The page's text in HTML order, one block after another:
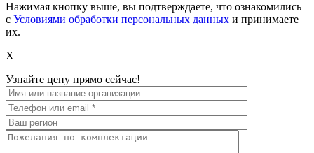
Нажимая кнопку выше, вы подтверждаете, что ознакомились
с Условиями обработки персональных данных и принимаете
их.
X
Узнайте цену прямо сейчас!